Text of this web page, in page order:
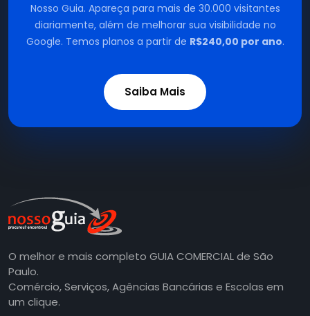
Nosso Guia. Apareça para mais de 30.000 visitantes
diariamente, além de melhorar sua visibilidade no
Google. Temos planos a partir de R$240,00 por ano.
Saiba Mais
O melhor e mais completo GUIA COMERCIAL de São
Paulo.
Comércio, Serviços, Agências Bancárias e Escolas em
um clique.